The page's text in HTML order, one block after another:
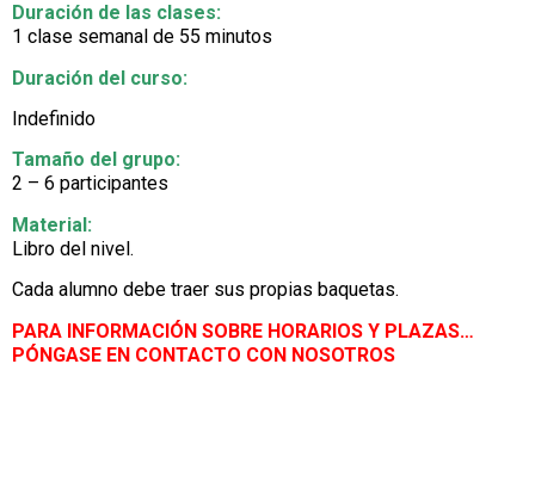
Duración de las clases:
1 clase semanal de 55 minutos
Duración del curso:
Indefinido
Tamaño del grupo:
2 – 6 participantes
Material:
Libro del nivel.
Cada alumno debe traer sus propias baquetas.
PARA INFORMACIÓN SOBRE HORARIOS Y PLAZAS…
PÓNGASE EN CONTACTO CON NOSOTROS